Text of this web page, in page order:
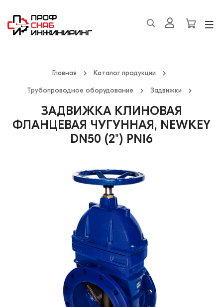
Главная Каталог продукции
Трубопроводное оборудование Задвижки
ЗАДВИЖКА КЛИНОВАЯ
ФЛАНЦЕВАЯ ЧУГУННАЯ, NEWKEY
DN50 (2") PN16